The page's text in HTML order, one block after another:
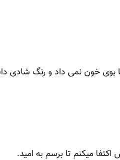
بوی خون نمی داد و رنگ شادی
میکنم تا برسم به امید.‏